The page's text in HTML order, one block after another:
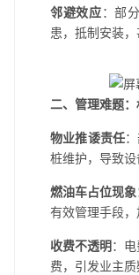
邻避效应：部
患，抵制安装，
二、管理难题
物业推诿责任
桩维护，导致设
燃油车占位现象
有效管理手段，
收费不透明：
费，引发业主质